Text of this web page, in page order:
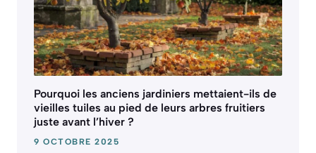
Pourquoi les anciens jardiniers mettaient-ils de
vieilles tuiles au pied de leurs arbres fruitiers
juste avant l’hiver ?
9 OCTOBRE 2025